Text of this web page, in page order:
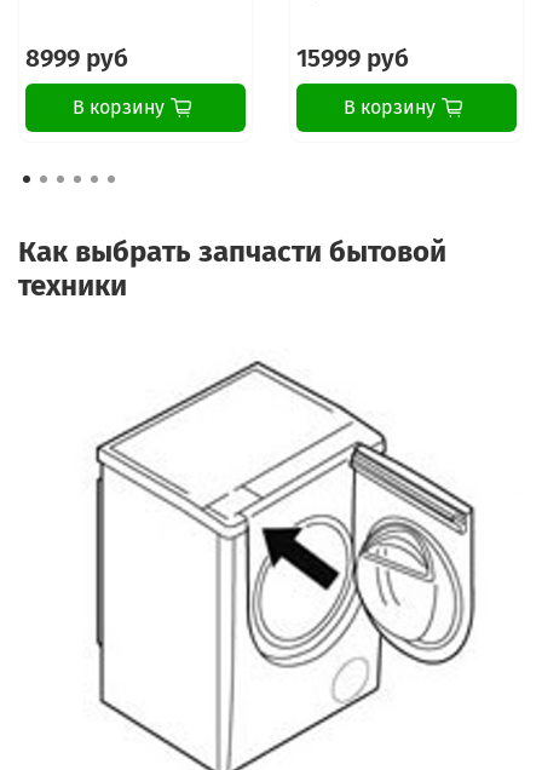
8999 руб
В корзину
15999 руб
В корзину
Как выбрать запчасти бытовой
техники